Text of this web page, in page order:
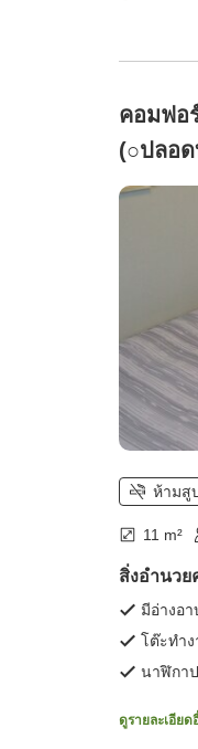
คอมฟอ
(○ปลอ
Fiครบ
ห้ามสู
11 m²
สิ่งอำนว
มีอ่างอ
โต๊ะทำ
นาฬิกา
ดูรายละเอีย